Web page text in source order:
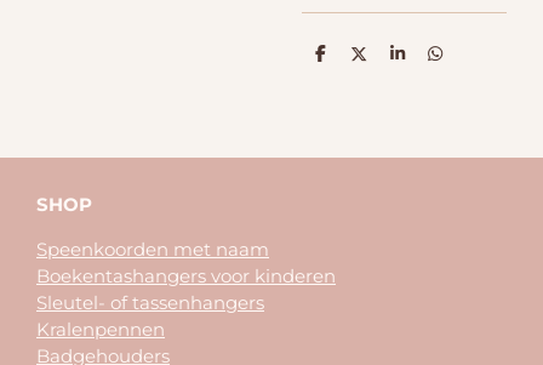
D
D
S
D
SHOP
Speenkoorden met naam
Boekentashangers voor kinderen
Sleutel- of tassenhangers
Kralenpennen
Badgehouders